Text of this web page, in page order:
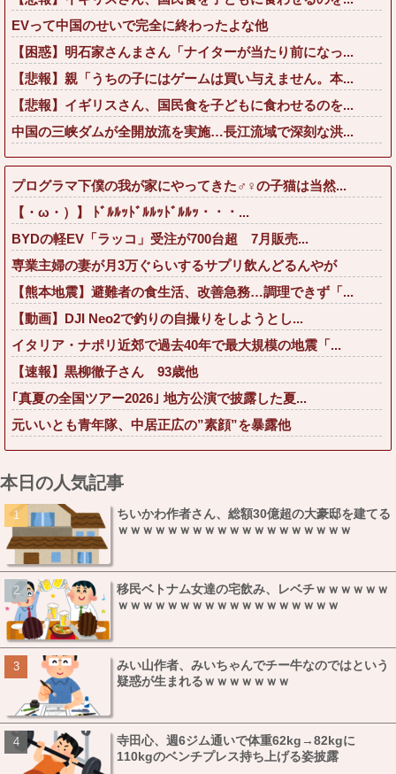
EVって中国のせいで完全に終わったよな他
【困惑】明石家さんまさん「ナイターが当たり前になっ...
【悲報】親「うちの子にはゲームは買い与えません。本...
【悲報】イギリスさん、国民食を子どもに食わせるのを...
中国の三峡ダムが全開放流を実施…長江流域で深刻な洪...
プログラマ下僕の我が家にやってきた♂♀の子猫は当然...
【・ω・）】 ﾄﾞﾙﾙｯﾄﾞﾙﾙｯﾄﾞﾙﾙｯ・・・...
BYDの軽EV「ラッコ」受注が700台超 7月販売...
専業主婦の妻が月3万ぐらいするサプリ飲んどるんやが
【熊本地震】避難者の食生活、改善急務…調理できず「...
【動画】DJI Neo2で釣りの自撮りをしようとし...
イタリア・ナポリ近郊で過去40年で最大規模の地震「...
【速報】黒柳徹子さん 93歳他
｢真夏の全国ツアー2026｣ 地方公演で披露した夏...
元いいとも青年隊、中居正広の”素顔”を暴露他
本日の人気記事
ちいかわ作者さん、総額30億超の大豪邸を建てる
ｗｗｗｗｗｗｗｗｗｗｗｗｗｗｗｗｗｗｗ
移民ベトナム女達の宅飲み、レベチｗｗｗｗｗｗ
ｗｗｗｗｗｗｗｗｗｗｗｗｗｗｗｗｗｗ
みい山作者、みいちゃんでチー牛なのではという
疑惑が生まれるｗｗｗｗｗｗｗ
寺田心、週6ジム通いで体重62kg→82kgに
110kgのベンチプレス持ち上げる姿披露